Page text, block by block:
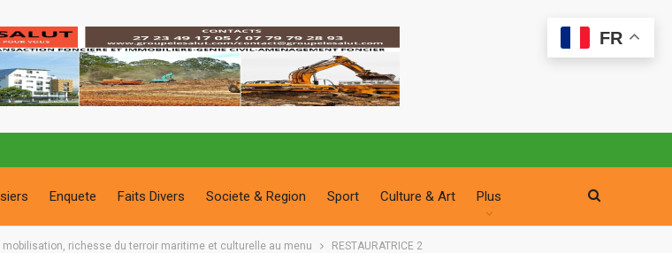
Enquete Faits Divers Societe & Region Sport Culture & Art Plus
mobilisation, richesse du terroir maritime et culturelle au menu RESTAURATRICE 2
FR